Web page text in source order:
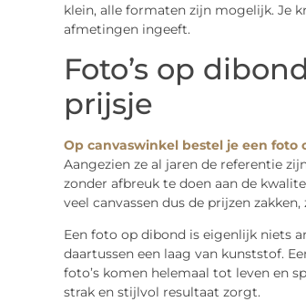
klein, alle formaten zijn mogelijk. Je
afmetingen ingeeft.
Foto’s op
prijsje
Op canvaswinkel bestel je een
Aangezien ze al jaren de referentie
zonder afbreuk te doen aan de
veel canvassen dus de prijzen
Een foto op dibond is eigenlijk niets
daartussen een laag van kunststof.
foto’s komen helemaal tot leven en
strak en stijlvol resultaat zorgt.